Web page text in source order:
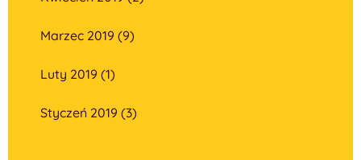
Marzec 2019 (9)
Luty 2019 (1)
Styczeń 2019 (3)